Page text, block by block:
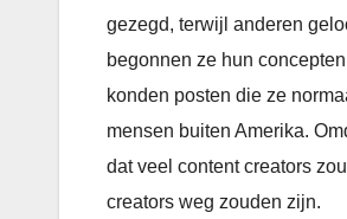
gezegd, terwijl anderen
begonnen ze hun
konden posten die ze
mensen buiten Amerika.
dat veel content creators
creators weg zouden zijn.